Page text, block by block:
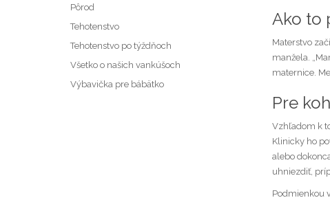
Pôrod
Tehotenstvo
Tehotenstvo po týždňoch
Všetko o našich vankúšoch
Výbavička pre bábätko
Ako to
Materstvo
manžela.
maternice.
Pre
Vzhľadom k
Klinicky ho
alebo
uhniezdiť,
Podmienkou